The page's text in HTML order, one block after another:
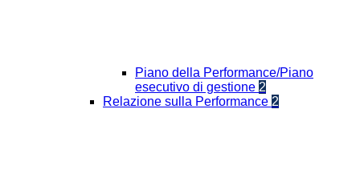
Piano della Performance/Piano
esecutivo di gestione 2
Relazione sulla Performance 2